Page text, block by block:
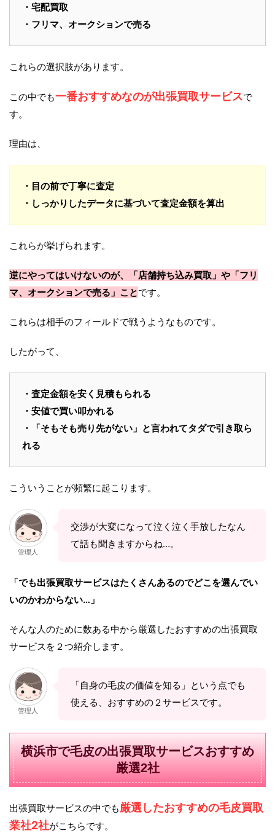
・宅配買取
・フリマ、オークションで売る
これらの選択肢があります。
この中でも一番おすすめなのが出張買取サービスで
す。
理由は、
・目の前で丁寧に査定
・しっかりしたデータに基づいて査定金額を算出
これらが挙げられます。
逆にやってはいけないのが、「店舗持ち込み買取」や「フリ
マ、オークションで売る」ことです。
これらは相手のフィールドで戦うようなものです。
したがって、
・査定金額を安く見積もられる
・安値で買い叩かれる
・「そもそも売り先がない」と言われてタダで引き取ら
れる
こういうことが頻繁に起こります。
管理人
交渉が大変になって泣く泣く手放したなん
て話も聞きますからね…。
「でも出張買取サービスはたくさんあるのでどこを選んでい
いのかわからない…」
そんな人のために数ある中から厳選したおすすめの出張買取
サービスを２つ紹介します。
管理人
「自身の毛皮の価値を知る」という点でも
使える、おすすめの２サービスです。
横浜市で毛皮の出張買取サービスおすすめ
厳選2社
出張買取サービスの中でも厳選したおすすめの毛皮買取
業社2社がこちらです。